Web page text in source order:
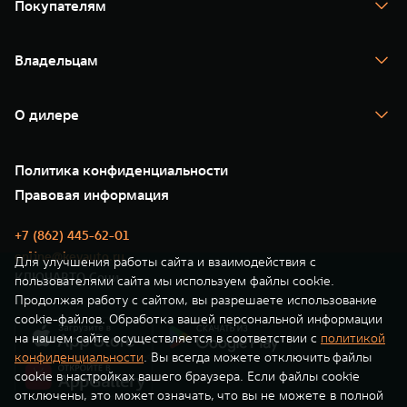
TANK 500
Покупателям
Тест-драйв
TANK Финансы
Корпоративным клиентам
Зарядные станции
Владельцам
Помощь на дороге
Новые цифровые сервисы TANK
Сервис
Нулевое ТО
Моторные масла
О дилере
35 лет GWM
GWM ТЕХ ДЕНЬ
Новости
Политика конфиденциальности
Правовая информация
+7 (862) 445-62-01
online@keyauto.ru
КЛЮЧАВТО Сочи
Для улучшения работы сайта и взаимодействия с
пользователями сайта мы используем файлы cookie.
Продолжая работу с сайтом, вы разрешаете использование
cookie-файлов. Обработка вашей персональной информации
на нашем сайте осуществляется в соответствии с политикой
конфиденциальности. Вы всегда можете отключить файлы
cookie в настройках вашего браузера. Если файлы cookie
отключены, это может означать, что вы не можете в полной